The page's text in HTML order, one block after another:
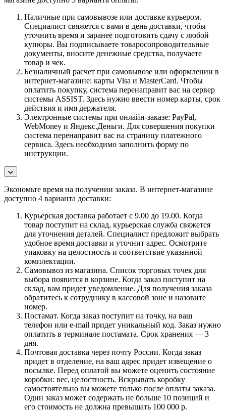
Наличные при самовывозе или доставке курьером.
Специалист свяжется с вами в день доставки, чтобы
уточнить время и заранее подготовить сдачу с любой
купюры. Вы подписываете товаросопроводительные
документы, вносите денежные средства, получаете
товар и чек.
Безналичный расчет при самовывозе или оформлении в
интернет-магазине: карты Visa и MasterCard. Чтобы
оплатить покупку, система перенаправит вас на сервер
системы ASSIST. Здесь нужно ввести номер карты, срок
действия и имя держателя.
Электронные системы при онлайн-заказе: PayPal,
WebMoney и Яндекс.Деньги. Для совершения покупки
система перенаправит вас на страницу платежного
сервиса. Здесь необходимо заполнить форму по
инструкции.
Экономьте время на получении заказа. В интернет-магазине
доступно 4 варианта доставки:
Курьерская доставка работает с 9.00 до 19.00. Когда
товар поступит на склад, курьерская служба свяжется
для уточнения деталей. Специалист предложит выбрать
удобное время доставки и уточнит адрес. Осмотрите
упаковку на целостность и соответствие указанной
комплектации.
Самовывоз из магазина. Список торговых точек для
выбора появится в корзине. Когда заказ поступит на
склад, вам придет уведомление. Для получения заказа
обратитесь к сотруднику в кассовой зоне и назовите
номер.
Постамат. Когда заказ поступит на точку, на ваш
телефон или e-mail придет уникальный код. Заказ нужно
оплатить в терминале постамата. Срок хранения — 3
дня.
Почтовая доставка через почту России. Когда заказ
придет в отделение, на ваш адрес придет извещение о
посылке. Перед оплатой вы можете оценить состояние
коробки: вес, целостность. Вскрывать коробку
самостоятельно вы можете только после оплаты заказа.
Один заказ может содержать не больше 10 позиций и
его стоимость не должна превышать 100 000 р.